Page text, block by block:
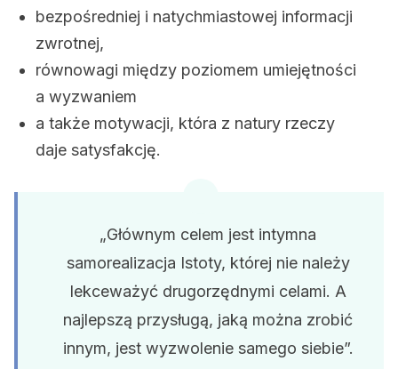
bezpośredniej i natychmiastowej informacji
zwrotnej,
równowagi między poziomem umiejętności
a wyzwaniem
a także motywacji, która z natury rzeczy
daje satysfakcję.
„Głównym celem jest intymna
samorealizacja Istoty, której nie należy
lekceważyć drugorzędnymi celami. A
najlepszą przysługą, jaką można zrobić
innym, jest wyzwolenie samego siebie”.